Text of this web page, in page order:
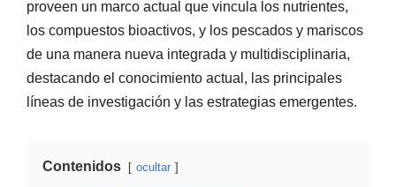
proveen un marco actual que vincula los nutrientes,
los compuestos bioactivos, y los pescados y mariscos
de una manera nueva integrada y multidisciplinaria,
destacando el conocimiento actual, las principales
líneas de investigación y las estrategias emergentes.
Contenidos ocultar